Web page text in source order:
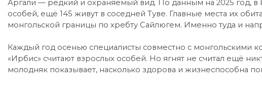
Аргали — редкий и охраняемый вид. По данным на 2025 год, в
особей, ещё 145 живут в соседней Туве. Главные места их
монгольской границы по хребту Сайлюгем. Именно туда и
Каждый год осенью специалисты совместно с монгольскими
«Ирбис» считают взрослых особей. Но ягнят не считал ещё
молодняк показывает, насколько здорова и жизнеспособна